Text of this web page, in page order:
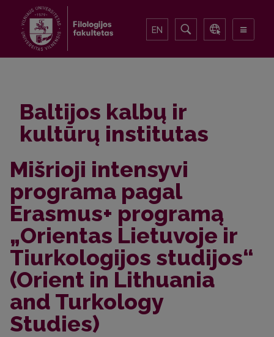
EN
Baltijos kalbų ir
kultūrų institutas
Mišrioji intensyvi
programa pagal
Erasmus+ programą
„Orientas Lietuvoje ir
Tiurkologijos studijos“
(Orient in Lithuania
and Turkology
Studies)